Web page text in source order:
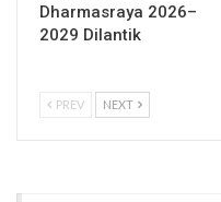
Dharmasraya 2026–
2029 Dilantik
PREV NEXT